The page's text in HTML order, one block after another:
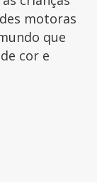
motoras
que
cor e